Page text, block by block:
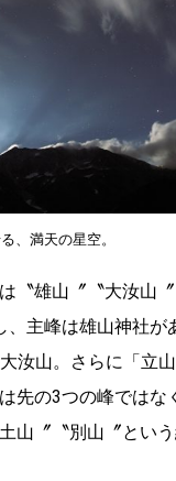
、満天の星空。
〝雄山〞〝大汝山
、主峰は雄山神社が
汝山。さらに「立
先の3つの峰ではな
山〞〝別山〞という